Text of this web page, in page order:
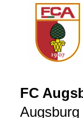
FC
Augsburg